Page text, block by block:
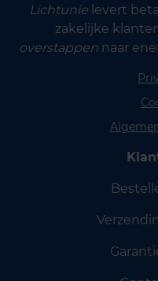
Lichtunielevert
zakelijke
overstappen naar